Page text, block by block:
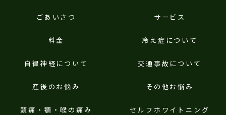
ごあいさつ サービス
料金 冷え症について
自律神経について 交通事故について
産後のお悩み その他お悩み
頭痛・顎・喉の痛み セルフホワイトニング